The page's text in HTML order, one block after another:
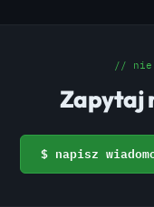
// nie
Zapytaj
$ napisz